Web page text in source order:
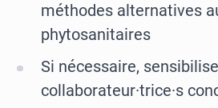
méthodes alternatives
phytosanitaires
Si nécessaire,
collaborateur·trice·s